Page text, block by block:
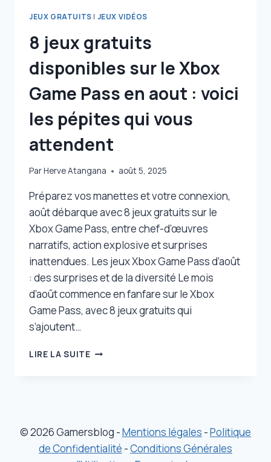
JEUX GRATUITS | JEUX VIDÉOS
8 jeux gratuits
disponibles sur le Xbox
Game Pass en aout : voici
les pépites qui vous
attendent
ParHerve Atangana août 5, 2025
Préparez vos manettes et votre connexion,
août débarque avec 8 jeux gratuits sur le
Xbox Game Pass, entre chef-d’œuvres
narratifs, action explosive et surprises
inattendues. Les jeux Xbox Game Pass d’août
: des surprises et de la diversité Le mois
d’août commence en fanfare sur le Xbox
Game Pass, avec 8 jeux gratuits qui
s’ajoutent…
LIRE LA SUITE8
XBOX
GAME
PASS
© 2026 Gamersblog -Mentions légales -Politique
de Confidentialité -Conditions Générales